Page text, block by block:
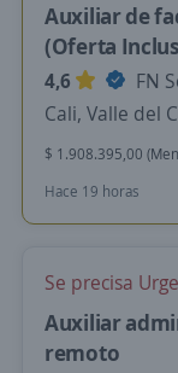
Auxiliar de
(Oferta
4,6
FN
Cali, Valle del
$ 1.908.395,00
Hace 19 horas
Se precisa
Auxiliar
remoto